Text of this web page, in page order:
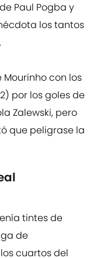
Paul Pogba y
los tantos
Mourinho con los
por los goles de
Zalewski, pero
que peligrase la
tintes de
de
cuartos del